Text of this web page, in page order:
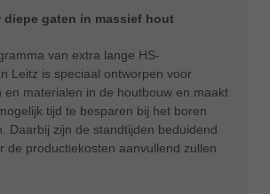
diepe gaten in massief hout
van extra lange HS-
Leitz is speciaal ontworpen voor
en materialen in de houtbouw en maakt
tijd te besparen bij het boren
Daarbij zijn de standtijden beduidend
de productiekosten aanvullend zullen